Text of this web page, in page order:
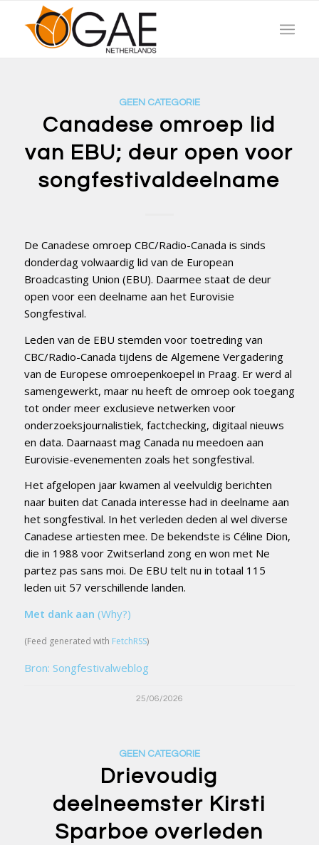
GEEN CATEGORIE
Canadese omroep lid
van EBU; deur open voor
songfestivaldeelname
De Canadese omroep CBC/Radio-Canada is sinds
donderdag volwaardig lid van de European
Broadcasting Union (EBU). Daarmee staat de deur
open voor een deelname aan het Eurovisie
Songfestival.
Leden van de EBU stemden voor toetreding van
CBC/Radio-Canada tijdens de Algemene Vergadering
van de Europese omroepenkoepel in Praag. Er werd al
samengewerkt, maar nu heeft de omroep ook toegang
tot onder meer exclusieve netwerken voor
onderzoeksjournalistiek, factchecking, digitaal nieuws
en data. Daarnaast mag Canada nu meedoen aan
Eurovisie-evenementen zoals het songfestival.
Het afgelopen jaar kwamen al veelvuldig berichten
naar buiten dat Canada interesse had in deelname aan
het songfestival. In het verleden deden al wel diverse
Canadese artiesten mee. De bekendste is Céline Dion,
die in 1988 voor Zwitserland zong en won met Ne
partez pas sans moi. De EBU telt nu in totaal 115
leden uit 57 verschillende landen.
Met dank aan (Why?)
(Feed generated with FetchRSS)
Bron: Songfestivalweblog
25/06/2026
GEEN CATEGORIE
Drievoudig
deelneemster Kirsti
Sparboe overleden